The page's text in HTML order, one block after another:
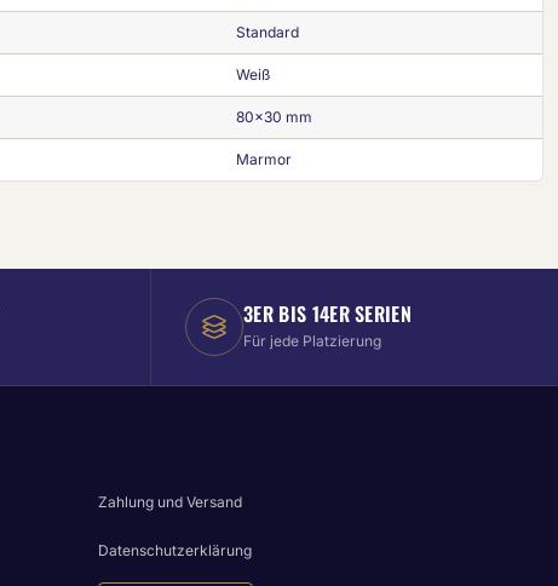
Standard
Weiß
80x30 mm
Marmor
3ER BIS 14ER SERIEN
Für jede Platzierung
Zahlung und Versand
Datenschutzerklärung